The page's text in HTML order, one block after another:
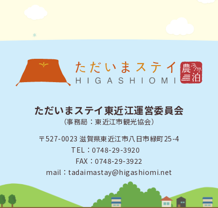
ただいまステイ東近江運営委員会
（事務局：東近江市観光協会）
〒527-0023 滋賀県東近江市八日市緑町25-4
TEL：0748-29-3920
FAX：0748-29-3922
mail：tadaimastay@higashiomi.net